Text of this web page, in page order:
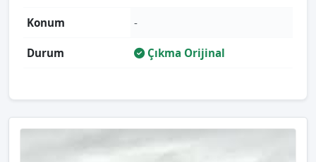
Konum -
Durum Çıkma Orijinal